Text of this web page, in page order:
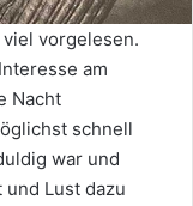
vorgelesen.
am
Nacht
schnell
war und
Lust dazu